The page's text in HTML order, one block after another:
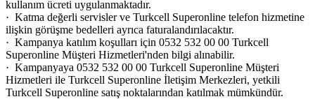
kullanım ücreti uygulanmaktadır​.
· Katma değerli servisler ve Turkcell Superonline telefon hizmetine
ilişkin görüşme bedelleri ayrıca faturalandırılacaktır.
· Kampanya katılım koşulları için 0532 532 00 00 Turkcell
Superonline Müşteri Hizmetleri'nden bilgi alınabilir.
· Kampanyaya 0532 532 00 00 Turkcell Superonline Müşteri
Hizmetleri ile Turkcell Superonline İletişim Merkezleri, yetkili
Turkcell Superonline satış noktalarından katılmak mümkündür.